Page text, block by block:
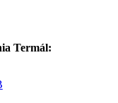
Termál: